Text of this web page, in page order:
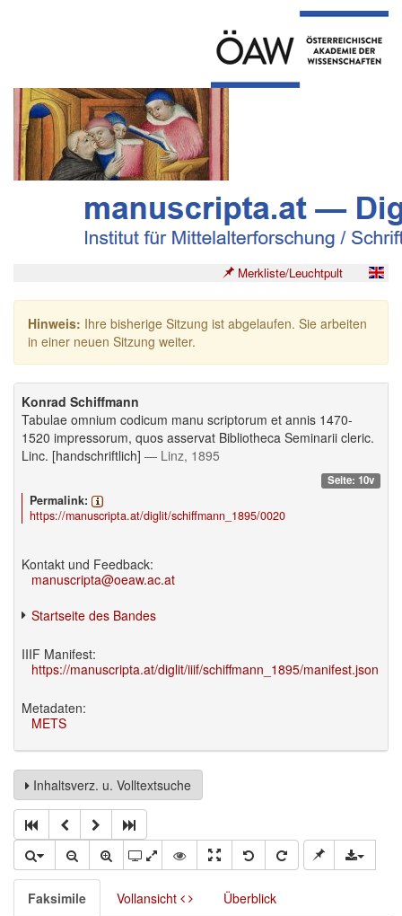
Merkliste/Leuchtpult
Hinweis: Ihre bisherige Sitzung ist abgelaufen. Sie arbeiten
in einer neuen Sitzung weiter.
Konrad Schiffmann
Tabulae omnium codicum manu scriptorum et annis 1470-
1520 impressorum, quos asservat Bibliotheca Seminarii cleric.
Linc. [handschriftlich] — Linz, 1895
Seite: 10v
Permalink:
https://manuscripta.at/diglit/schiffmann_1895/0020
Kontakt und Feedback:
manuscripta@oeaw.ac.at
Startseite des Bandes
IIIF Manifest:
https://manuscripta.at/diglit/iiif/schiffmann_1895/manifest.json
Metadaten:
METS
Inhaltsverz. u. Volltextsuche
Faksimile Vollansicht Überblick